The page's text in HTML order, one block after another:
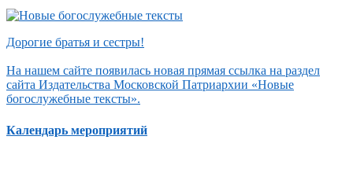
Дорогие братья и сестры!
На нашем сайте появилась новая прямая ссылка на раздел
сайта Издательства Московской Патриархии «Новые
богослужебные тексты».
Календарь мероприятий